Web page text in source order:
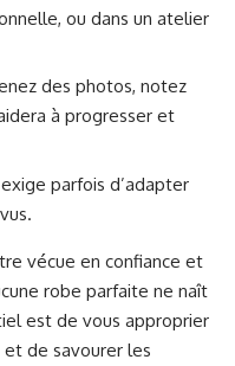
ou dans un atelier
des photos, notez
à progresser et
parfois d’adapter
vécue en confiance et
robe parfaite ne naît
est de vous approprier
de savourer les